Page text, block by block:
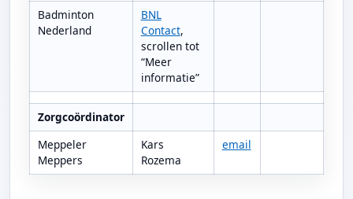
Badminton
Nederland
BNL
Contact,
scrollen tot
“Meer
informatie”
Zorgcoördinator
Meppeler
Meppers
Kars
Rozema
email